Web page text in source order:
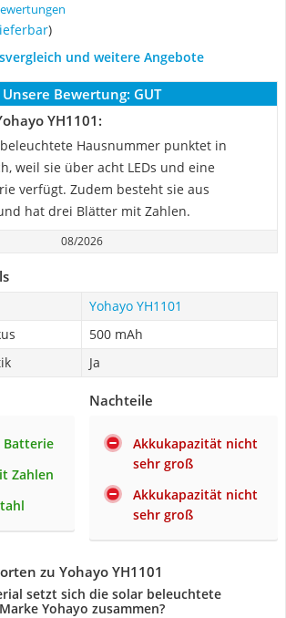
)
und weitere Angebote
Unsere Bewertung: GUT
YH1101:
Hausnummer punktet in
weil sie über acht LEDs und eine
verfügt. Zudem besteht sie aus
hat drei Blätter mit Zahlen.
08/2026
Yohayo YH1101
500 mAh
Ja
Batterie
Zahlen
Nachteile
Akkukapazität nicht
sehr groß
Akkukapazität nicht
sehr groß
zu Yohayo YH1101
setzt sich die solar beleuchtete
Yohayo zusammen?